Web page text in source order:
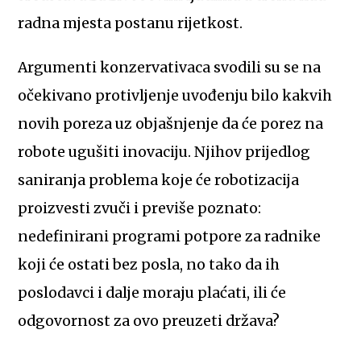
radna mjesta postanu rijetkost.
Argumenti konzervativaca svodili su se na
očekivano protivljenje uvođenju bilo kakvih
novih poreza uz objašnjenje da će porez na
robote ugušiti inovaciju. Njihov prijedlog
saniranja problema koje će robotizacija
proizvesti zvuči i previše poznato:
nedefinirani programi potpore za radnike
koji će ostati bez posla, no tako da ih
poslodavci i dalje moraju plaćati, ili će
odgovornost za ovo preuzeti država?